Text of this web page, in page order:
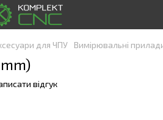
для ЧПУ Вимірювальні
відгук